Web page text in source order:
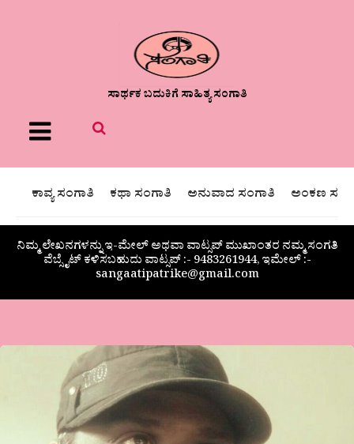
ಸಾರ್ಥಕ ಬದುಕಿಗೆ ಸಾಹಿತ್ಯ ಸಂಗಾತಿ
Menu
ಕಾವ್ಯ ಸಂಗಾತಿ ಕಥಾ ಸಂಗಾತಿ ಅನುವಾದ ಸಂಗಾತಿ ಅಂಕಣ
ನಿಮ್ಮ ಲೇಖನಗಳನ್ನು ಇ-ಮೇಲ್ ಅಥವಾ ವಾಟ್ಸಪ್ ಮುಖಾಂತರ ನಮ್ಮ ಸಂಗತಿ
ವೆಬ್ಸೈಟ್ ಕಳಿಸಬಹುದು ವಾಟ್ಸಪ್‌ :- 9483261944, ಇಮೇಲ್ :-
sangaatipatrike@gmail.com